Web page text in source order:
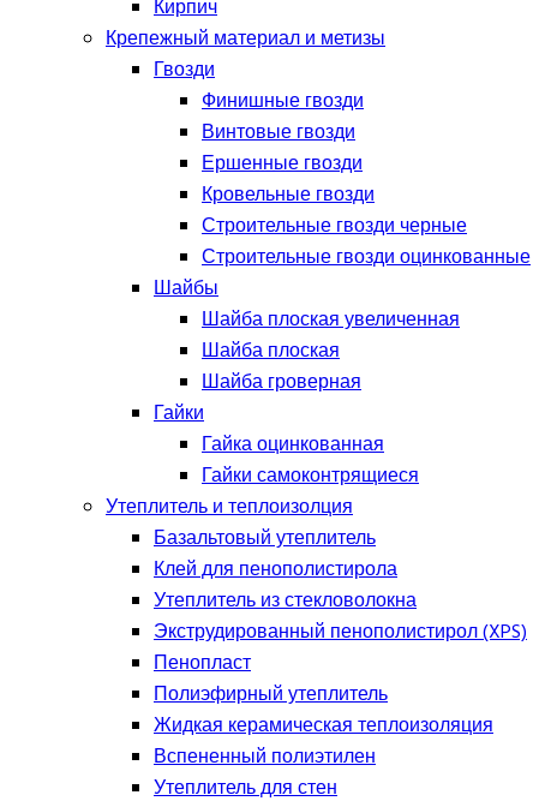
Кирпич
Крепежный материал и метизы
Гвозди
Финишные гвозди
Винтовые гвозди
Ершенные гвозди
Кровельные гвозди
Строительные гвозди черные
Строительные гвозди оцинкованные
Шайбы
Шайба плоская увеличенная
Шайба плоская
Шайба гроверная
Гайки
Гайка оцинкованная
Гайки самоконтрящиеся
Утеплитель и теплоизолция
Базальтовый утеплитель
Клей для пенополистирола
Утеплитель из стекловолокна
Экструдированный пенополистирол (XPS)
Пенопласт
Полиэфирный утеплитель
Жидкая керамическая теплоизоляция
Вспененный полиэтилен
Утеплитель для стен